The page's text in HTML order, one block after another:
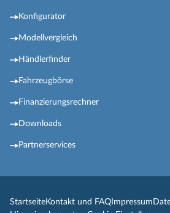
Konfigurator
Modellvergleich
Händlerfinder
Fahrzeugbörse
Finanzierungsrechner
Downloads
Partnerservices
StartseiteKontakt und FAQ Impressum